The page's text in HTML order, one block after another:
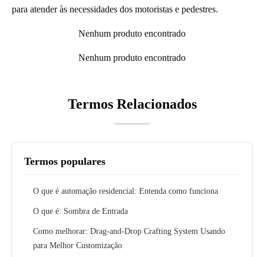
para atender às necessidades dos motoristas e pedestres.
Nenhum produto encontrado
Nenhum produto encontrado
Termos Relacionados
Termos populares
O que é automação residencial: Entenda como funciona
O que é: Sombra de Entrada
Como melhorar: Drag-and-Drop Crafting System Usando
para Melhor Customização